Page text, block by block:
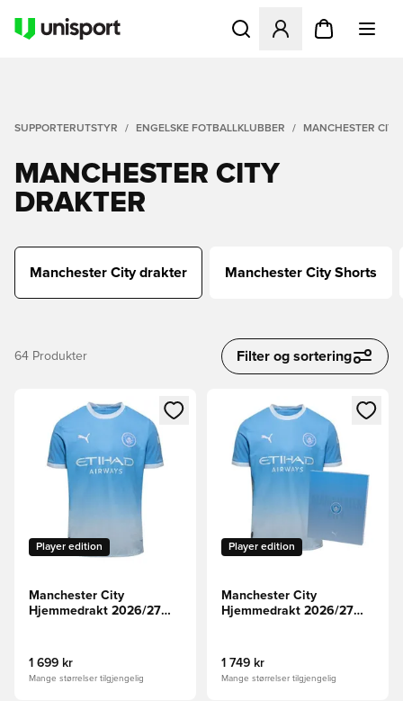
Åpner en Modal for å
SUPPORTERUTSTYR ENGELSKE FOTBALLKLUBBER MANCHESTER CITY
MANCHESTER CITY
DRAKTER
Manchester City drakter Manchester City Shorts
64 Produkter Filter og sortering
Åpner en Modal for å logge inn eller registrere deg som
Player edition
Manchester City
Hjemmedrakt 2026/27
1 699 kr
Mange størrelser tilgjengelig
Åpner en Modal for å logge
Player edition
Manchester City
Hjemmedrakt 2026/27
1 749 kr
Mange størrelser tilgjengelig